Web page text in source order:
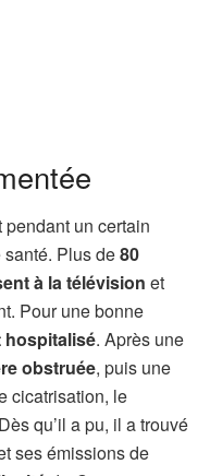
pendant un certain
santé. Plus de80
à la télévision et
Pour une bonne
hospitalisé. Après une
obstruée, puis une
cicatrisation, le
qu’il a pu, il a trouvé
ses émissions de